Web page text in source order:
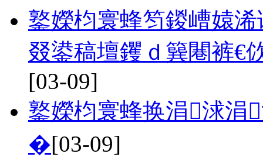
鐜嬫枃寰蜂笉鍐嶆媴
叕鍙稿壇钁ｄ簨闀裤€
[03-09]
鐜嬫枃寰蜂换涓浗涓
�[03-09]